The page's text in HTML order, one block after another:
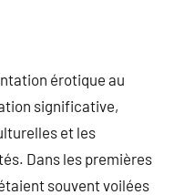
érotique au
significative,
et les
Dans les premières
souvent voilées